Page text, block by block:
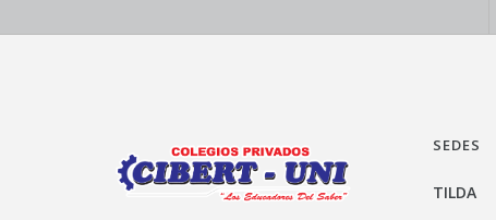
SEDES